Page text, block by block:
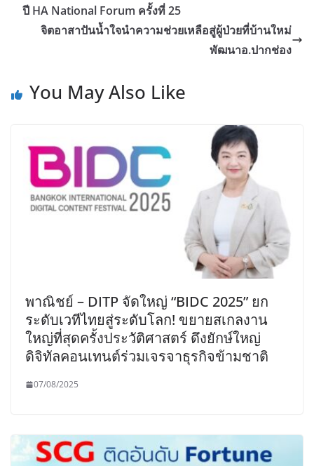
ปี HA National Forum ครั้งที่ 25
จิตอาสาปันน้ำใจนำความช่วยเหลือสู่ผู้ป่วยที่บ้านใหม่
พัฒนาอ.ปากช่อง
You May Also Like
พาณิชย์ – DITP จัดใหญ่ “BIDC 2025” ยก
ระดับเวทีไทยสู่ระดับโลก! ขยายสเกลงาน
ใหญ่ที่สุดครั้งประวัติศาสตร์ ดึงยักษ์ใหญ่
ดิจิทัลคอนเทนต์ร่วมเจรจาธุรกิจข้ามชาติ
07/08/2025